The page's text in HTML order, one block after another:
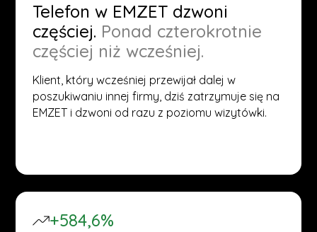
Telefon w EMZET dzwoni
częściej. Ponad czterokrotnie
częściej niż wcześniej.
Klient, który wcześniej przewijał dalej w
poszukiwaniu innej firmy, dziś zatrzymuje się na
EMZET i dzwoni od razu z poziomu wizytówki.
+584,6%